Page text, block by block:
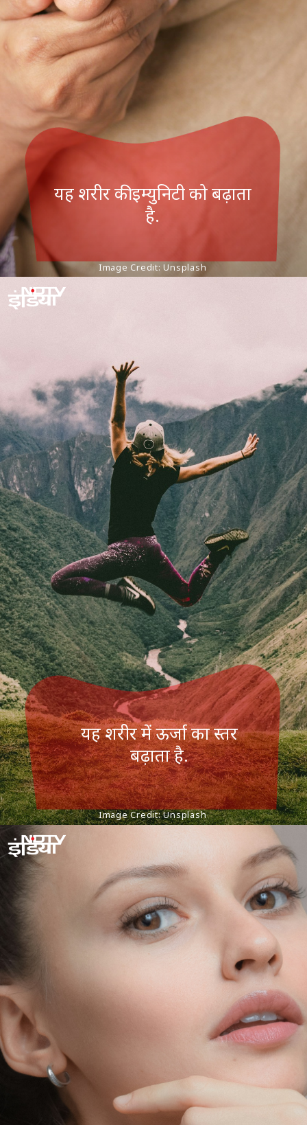
यह शरीर की इम्युनिटी को बढ़ाता
है.
Image Credit: Unsplash
यह शरीर में ऊर्जा का स्तर
बढ़ाता है.
Image Credit: Unsplash